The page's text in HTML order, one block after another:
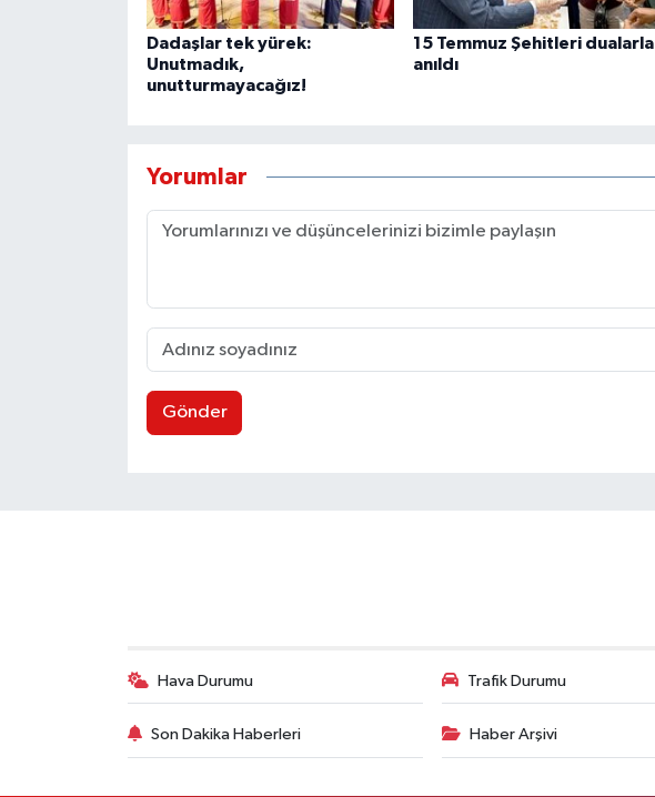
Dadaşlar tek yürek:
Unutmadık,
unutturmayacağız!
15 Temmuz Şehitleri dualarla
anıldı
Yorumlar
Gönder
Hava Durumu Trafik Durumu
Son Dakika Haberleri Haber Arşivi